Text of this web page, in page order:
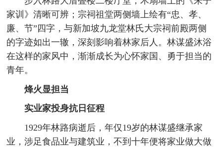
家训》清晰可辨；宗祠祖堂两侧墙上绘有“忠、孝、
廉、节”四字，与新加坡九龙堂林氏大宗祠前殿两侧
的字迹如出一辙，深刻影响着林家后人。林谋盛沐浴
在这样的家风中，渐渐成长为心怀家国、勇于担当的
青年。
烽火显担当
实业家投身抗日征程
1929年林路病逝后，年仅19岁的林谋盛继承家
业，涉足食品业与建筑业，不到十年便将家业做大做